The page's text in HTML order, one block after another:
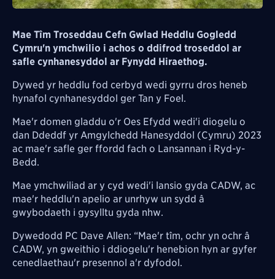
Mae Tîm Troseddau Cefn Gwlad Heddlu Gogledd
Cymru'n ymchwilio i achos o ddifrod troseddol ar
safle cynhanesyddol ar Fynydd Hiraethog.
Dywed yr heddlu fod cerbyd wedi gyrru dros heneb
hynafol cynhanesyddol ger Tan y Foel.
Mae'r domen gladdu o'r Oes Efydd wedi'i diogelu o
dan Ddeddf yr Amgylchedd Hanesyddol (Cymru) 2023
ac mae'r safle ger ffordd fach o Lansannan i Ryd-y-
Bedd.
Mae ymchwiliad ar y cyd wedi'i lansio gyda CADW, ac
mae'r heddlu'n apelio ar unrhyw un sydd â
gwybodaeth i gysylltu gyda nhw.
Dywedodd PC Dave Allen: “Mae'r tîm, ochr yn ochr â
CADW, yn gweithio i ddiogelu'r henebion hyn ar gyfer
cenedlaethau'r presennol a'r dyfodol.